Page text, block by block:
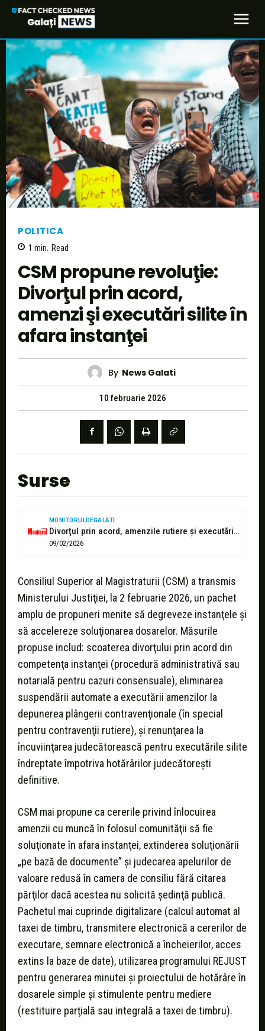
POLITICA
1 min. Read
CSM propune revoluţie:
Divorţul prin acord,
amenzi şi executări silite în
afara instanţei
By News Galati
10 februarie 2026
Surse
MONITORULDEGALATI
Divorţul prin acord, amenzile rutiere şi executările silite ar putea ieşi din...
09/02/2026
Consiliul Superior al Magistraturii (CSM) a transmis
Ministerului Justiţiei, la 2 februarie 2026, un pachet
amplu de propuneri menite să degreveze instanţele şi
să accelereze soluţionarea dosarelor. Măsurile
propuse includ: scoaterea divorţului prin acord din
competenţa instanţei (procedură administrativă sau
notarială pentru cazuri consensuale), eliminarea
suspendării automate a executării amenzilor la
depunerea plângerii contravenţionale (în special
pentru contravenţii rutiere), şi renunţarea la
încuviinţarea judecătorească pentru executările silite
îndreptate împotriva hotărârilor judecătoreşti
definitive.
CSM mai propune ca cererile privind înlocuirea
amenzii cu muncă în folosul comunităţii să fie
soluţionate în afara instanţei, extinderea soluţionării
„pe bază de documente” şi judecarea apelurilor de
valoare redusă în camera de consiliu fără citarea
părţilor dacă acestea nu solicită şedinţă publică.
Pachetul mai cuprinde digitalizare (calcul automat al
taxei de timbru, transmitere electronică a cererilor de
executare, semnare electronică a încheierilor, acces
extins la baze de date), utilizarea programului REJUST
pentru generarea minutei şi proiectului de hotărâre în
dosarele simple şi stimulente pentru mediere
(restituire parţială sau integrală a taxei de timbru).